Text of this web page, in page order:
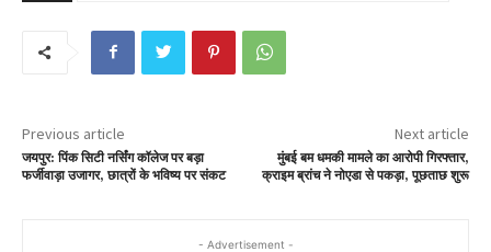
Previous article
जयपुर: पिंक सिटी नर्सिंग कॉलेज पर बड़ा
फर्जीवाड़ा उजागर, छात्रों के भविष्य पर संकट
Next article
मुंबई बम धमकी मामले का आरोपी गिरफ्तार,
क्राइम ब्रांच ने नोएडा से पकड़ा, पूछताछ शुरू
- Advertisement -